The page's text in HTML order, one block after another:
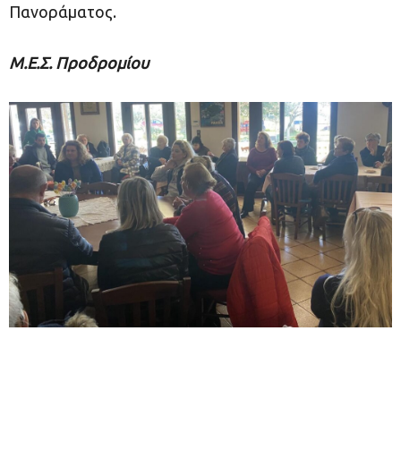
Πανοράματος.
Μ.Ε.Σ. Προδρομίου